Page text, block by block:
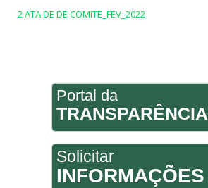
2 ATA DE DE COMITE_FEV_2022
Portal da
TRANSPARÊNCIA
Solicitar
INFORMAÇÕES